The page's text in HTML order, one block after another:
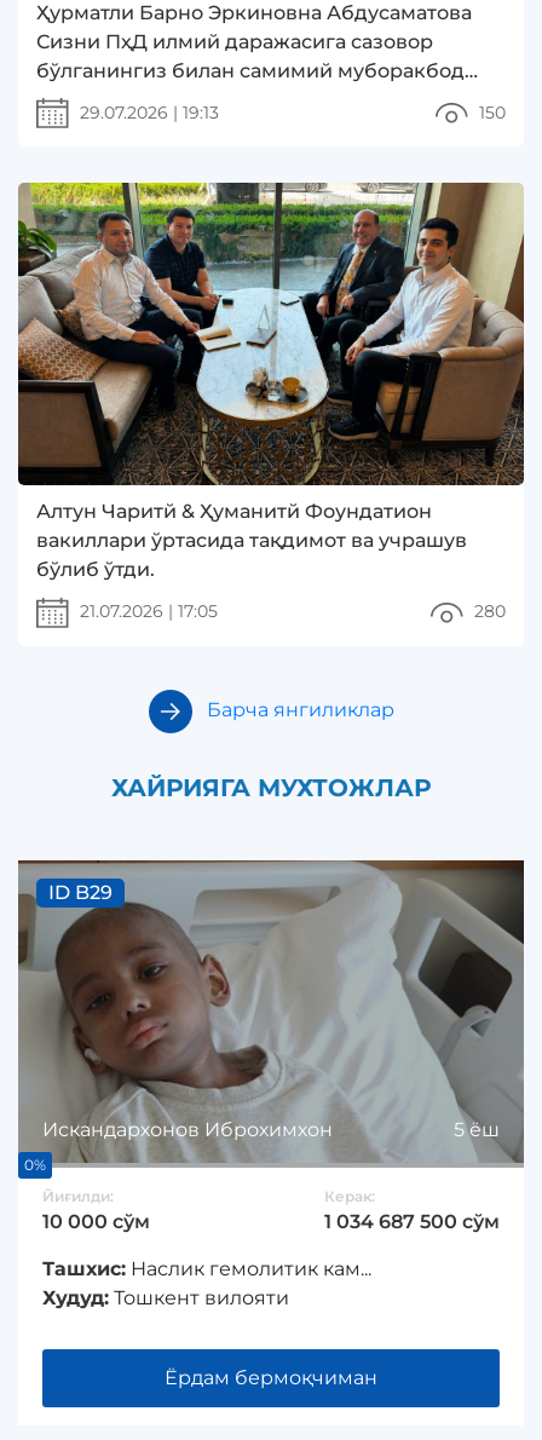
Ҳурматли Барно Эркиновна Абдусаматова
Сизни ПҳД илмий даражасига сазовор
бўлганингиз билан самимий муборакбод
этамиз!
29.07.2026 | 19:13 150
Алтун Чаритй & Ҳуманитй Фоундатион
вакиллари ўртасида тақдимот ва учрашув
бўлиб ўтди.
21.07.2026 | 17:05 280
Барча янгиликлар
ХАЙРИЯГА МУХТОЖЛАР
Искандархонов Иброхимхон 5 ёш
ID B29
0%
Йиғилди:
10 000 сўм
Керак:
1 034 687 500 сўм
Ташхис: Наслик гемолитик кам...
Худуд: Тошкент вилояти
Ёрдам бермоқчиман